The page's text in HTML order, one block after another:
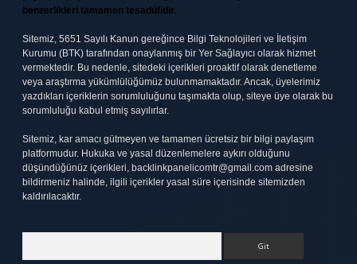
benzerlikleri tamamen tesadüfidir.
Sitemiz, 5651 Sayılı Kanun gereğince Bilgi Teknolojileri ve İletişim
Kurumu (BTK) tarafından onaylanmış bir Yer Sağlayıcı olarak hizmet
vermektedir. Bu nedenle, sitedeki içerikleri proaktif olarak denetleme
veya araştırma yükümlülüğümüz bulunmamaktadır. Ancak, üyelerimiz
yazdıkları içeriklerin sorumluluğunu taşımakta olup, siteye üye olarak bu
sorumluluğu kabul etmiş sayılırlar.
Sitemiz, kar amacı gütmeyen ve tamamen ücretsiz bir bilgi paylaşım
platformudur. Hukuka ve yasal düzenlemelere aykırı olduğunu
düşündüğünüz içerikleri, backlinkpanelicomtr@gmail.com adresine
bildirmeniz halinde, ilgili içerikler yasal süre içerisinde sitemizden
kaldırılacaktır.